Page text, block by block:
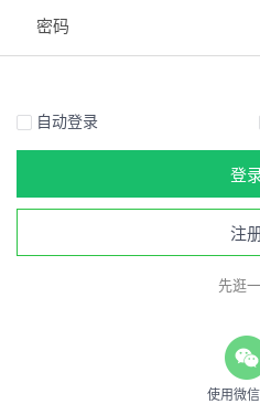
密码
自动登录
登
注
先逛
使用微